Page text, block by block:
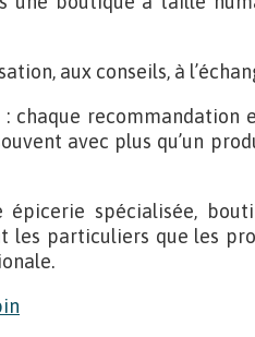
aux conseils, à
chaque recommandation
avec plus qu’un
épicerie spécialisée,
les particuliers que les